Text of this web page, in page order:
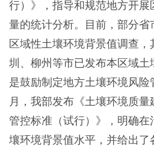
行）》，指导和规范地方开展
量的统计分析。目前，部分省
区域性土壤环境背景值调查
圳、柳州等市已发布本区域土
是鼓励制定地方土壤环境风险
月，我部发布《土壤环境质
管控标准（试行）》，明确在
壤环境背景值水平，并给出了